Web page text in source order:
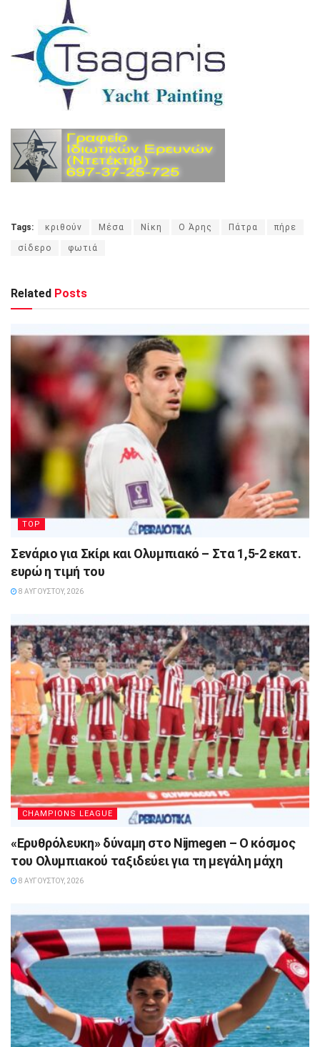
Tags: κριθούν Μέσα Νίκη Ο Άρης Πάτρα πήρε
σίδερο φωτιά
Related Posts
TOP
Σενάριο για Σκίρι και Ολυμπιακό – Στα 1,5-2 εκατ.
ευρώ η τιμή του
8 ΑΥΓΟΎΣΤΟΥ, 2026
CHAMPIONS LEAGUE
«Ερυθρόλευκη» δύναμη στο Nijmegen – Ο κόσμος
του Ολυμπιακού ταξιδεύει για τη μεγάλη μάχη
8 ΑΥΓΟΎΣΤΟΥ, 2026